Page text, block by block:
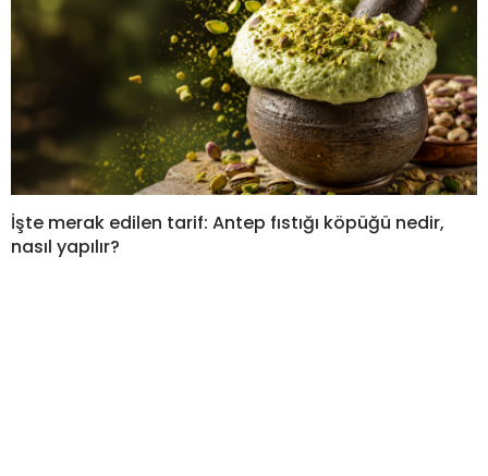
İşte merak edilen tarif: Antep fıstığı köpüğü nedir,
nasıl yapılır?